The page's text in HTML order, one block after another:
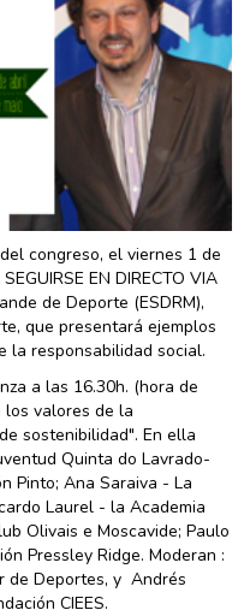
congreso, el viernes 1 de
EN DIRECTO VIA
de Deporte (ESDRM),
que presentará ejemplos
la responsabilidad social.
a las 16.30h. (hora de
los valores de la
sostenibilidad". En ella
Quinta do Lavrado-
Pinto; Ana Saraiva - La
Laurel - la Academia
Olivais e Moscavide; Paulo
Pressley Ridge. Moderan :
de Deportes, y Andrés
CIEES.